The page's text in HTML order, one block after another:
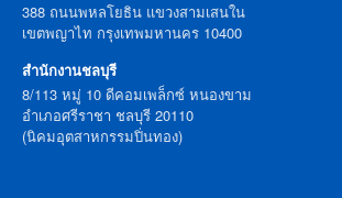
388 ถนนพหลโยธิน แขวงสามเสนใน
เขตพญาไท กรุงเทพมหานคร 10400
สำนักงานชลบุรี
8/113 หมู่ 10 ดีคอมเพล็กซ์ หนองขาม
อำเภอศรีราชา ชลบุรี 20110
(นิคมอุตสาหกรรมปิ่นทอง)